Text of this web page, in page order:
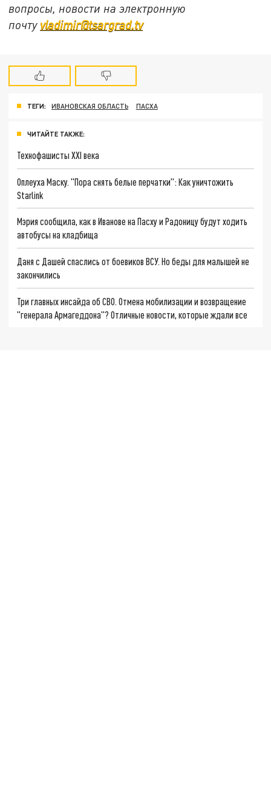
вопросы, новости на электронную
почту vladimir@tsargrad.tv
ТЕГИ: ИВАНОВСКАЯ ОБЛАСТЬ ПАСХА
ЧИТАЙТЕ ТАКЖЕ:
Технофашисты XXI века
Оплеуха Маску. "Пора снять белые перчатки": Как уничтожить
Starlink
Мэрия сообщила, как в Иванове на Пасху и Радоницу будут ходить
автобусы на кладбища
Даня с Дашей спаслись от боевиков ВСУ. Но беды для малышей не
закончились
Три главных инсайда об СВО. Отмена мобилизации и возвращение
"генерала Армагеддона"? Отличные новости, которые ждали все